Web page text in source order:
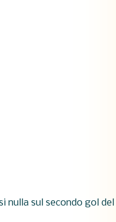
nulla sul secondo gol del